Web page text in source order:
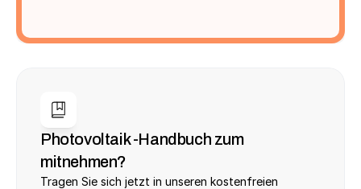
Photovoltaik -Handbuch zum
mitnehmen?
Tragen Sie sich jetzt in unseren kostenfreien